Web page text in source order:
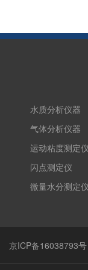
水质分析仪器
气体分析仪器
运动粘度测定
闪点测定仪
微量水分测定
京ICP备16038793号